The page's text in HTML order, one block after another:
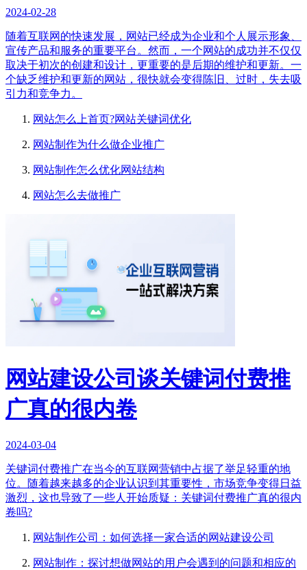
2024-02-28
随着互联网的快速发展，网站已经成为企业和个人展示形象、
宣传产品和服务的重要平台。然而，一个网站的成功并不仅仅
取决于初次的创建和设计，更重要的是后期的维护和更新。一
个缺乏维护和更新的网站，很快就会变得陈旧、过时，失去吸
引力和竞争力。
网站怎么上首页?网站关键词优化
网站制作为什么做企业推广
网站制作怎么优化网站结构
网站怎么去做推广
网站建设公司谈关键词付费推
广真的很内卷
2024-03-04
关键词付费推广在当今的互联网营销中占据了举足轻重的地
位。随着越来越多的企业认识到其重要性，市场竞争变得日益
激烈，这也导致了一些人开始质疑：关键词付费推广真的很内
卷吗?
网站制作公司：如何选择一家合适的网站建设公司
网站制作：探讨想做网站的用户会遇到的问题和相应的